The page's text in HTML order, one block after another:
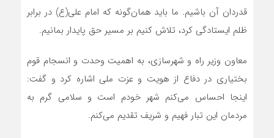
قدردان آن باشیم. ما باید همان‌گونه که امام علی(ع) در برابر
ظلم ایستادگی کرد، تلاش کنیم بر مسیر حق پایدار بمانیم.
معاون وزیر راه و شهرسازی، به اهمیت وحدت و انسجام قوم
بختیاری در دفاع از هویت و عزت ملی اشاره کرد و گفت:
اینجا احساس می‌کنم شهر خودم است و سلامی گرم به
مردمان این تبار فهیم و شریف تقدیم می‌کنم.